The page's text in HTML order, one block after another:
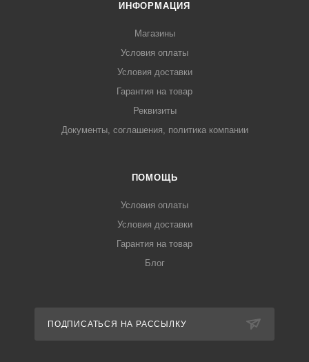
ИНФОРМАЦИЯ
Магазины
Условия оплаты
Условия доставки
Гарантия на товар
Реквизиты
Документы, соглашения, политика компании
ПОМОЩЬ
Условия оплаты
Условия доставки
Гарантия на товар
Блог
ПОДПИСАТЬСЯ НА РАССЫЛКУ